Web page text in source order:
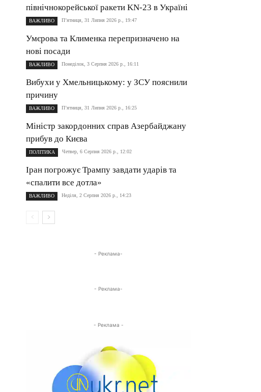
північнокорейської ракети KN-23 в Україні
ВАЖЛИВО П’ятниця, 31 Липня 2026 р., 19:47
Умєрова та Клименка перепризначено на
нові посади
ВАЖЛИВО Понеділок, 3 Серпня 2026 р., 16:11
Вибухи у Хмельницькому: у ЗСУ пояснили
причину
ВАЖЛИВО П’ятниця, 31 Липня 2026 р., 16:25
Міністр закордонних справ Азербайджану
прибув до Києва
ПОЛІТИКА Четвер, 6 Серпня 2026 р., 12:02
Іран погрожує Трампу завдати ударів та
«спалити все дотла»
ВАЖЛИВО Неділя, 2 Серпня 2026 р., 14:23
- Реклама-
- Реклама-
- Реклама -